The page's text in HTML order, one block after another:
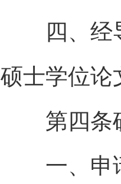
四、经导
硕士学位论
第四条硕
一、申请